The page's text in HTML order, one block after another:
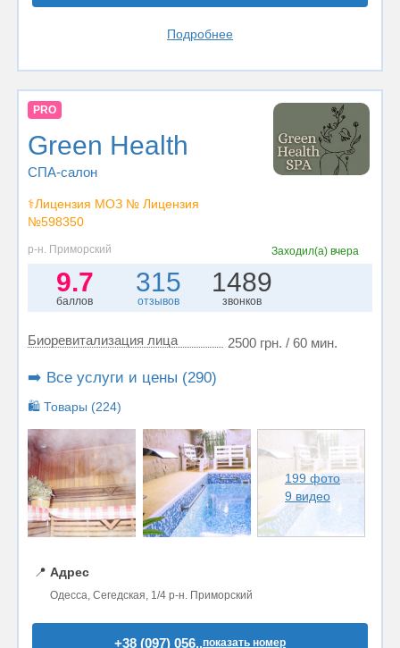
Подробнее
PRO
Green Health
СПА-салон
⚕️Лицензия МОЗ № Лицензия
№598350
р-н. Приморский Заходил(а) вчера
9.7
баллов
315
отзывов
1489
звонков
Биоревитализация лица 2500 грн. / 60 мин.
➡️ Все услуги и цены (290)
🛍️ Товары (224)
199 фото
9 видео
📍 Адрес
Одесса, Сегедская, 1/4 р-н. Приморский
+38 (097) 056..показать номер